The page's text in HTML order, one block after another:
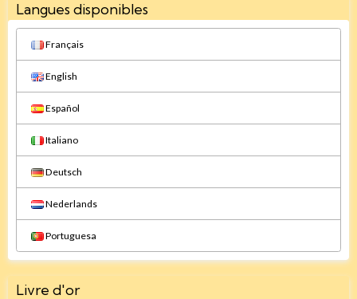
Langues disponibles
Français
English
Español
Italiano
Deutsch
Nederlands
Portuguesa
Livre d'or